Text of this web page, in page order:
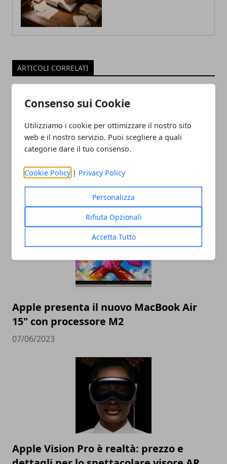
Consenso sui Cookie
Utilizziamo i cookie per ottimizzare il nostro sito
web e il nostro servizio. Puoi scegliere a quali
categorie dare il tuo consenso.
Cookie Policy | Privacy Policy
Personalizza
Rifiuta Opzionali
Accetta Tutto
ARTICOLI CORRELATI
tvOS 17 avrà le VPN nativa su Apple TV
Apple presenta il nuovo MacBook Air
15" con processore M2
07/06/2023
Apple Vision Pro è realtà: prezzo e